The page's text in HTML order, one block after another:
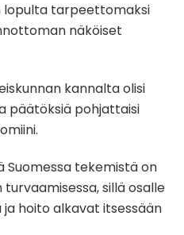
lopulta tarpeettomaksi
näköiset
kannalta olisi
päätöksiä pohjattaisi
tekemistä on
sillä osalle
ja hoito alkavat itsessään